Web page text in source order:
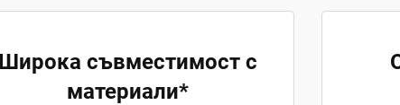
Широка съвместимост с
материали*